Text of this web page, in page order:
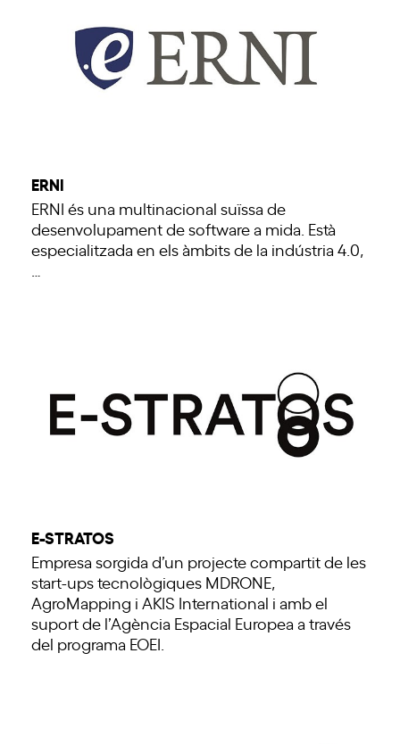
ERNI
ERNI és una multinacional suïssa de
desenvolupament de software a mida. Està
especialitzada en els àmbits de la indústria 4.0,
E-STRATOS
Empresa sorgida d’un projecte compartit de les
start-ups tecnològiques MDRONE,
AgroMapping i AKIS International i amb el
suport de l’Agència Espacial Europea a través
del programa EOEI.